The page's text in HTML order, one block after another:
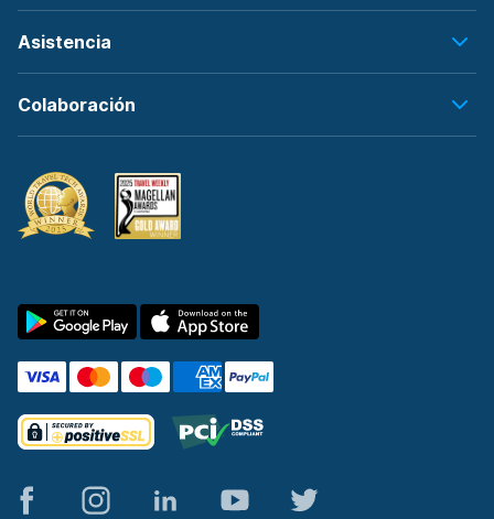
Asistencia
Colaboración